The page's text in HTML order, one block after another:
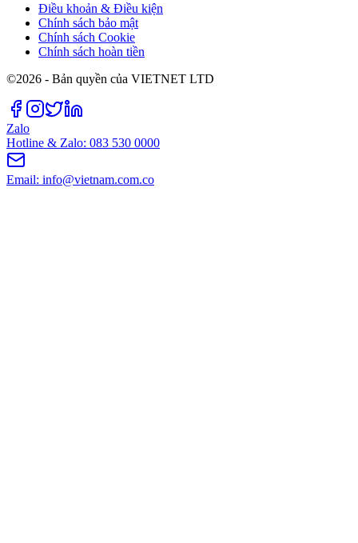
Điều khoản & Điều kiện
Chính sách bảo mật
Chính sách Cookie
Chính sách hoàn tiền
©2026 - Bản quyền của VIETNET LTD
Zalo
Hotline & Zalo: 083 530 0000
Email: info@vietnam.com.co